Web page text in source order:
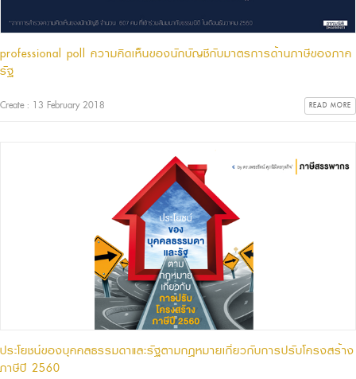
professional poll ความคิดเห็นของนักบัญชีกับมาตรการด้านภาษีของภาค
รัฐ
Create : 13 February 2018 READ MORE
ประโยชน์ของบุคคลธรรมดาและรัฐตามกฎหมายเกี่ยวกับการปรับโครงสร้าง
ภาษีปี 2560